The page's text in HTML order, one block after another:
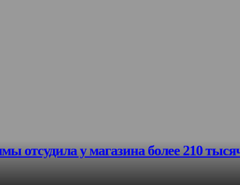
у магазина более 210